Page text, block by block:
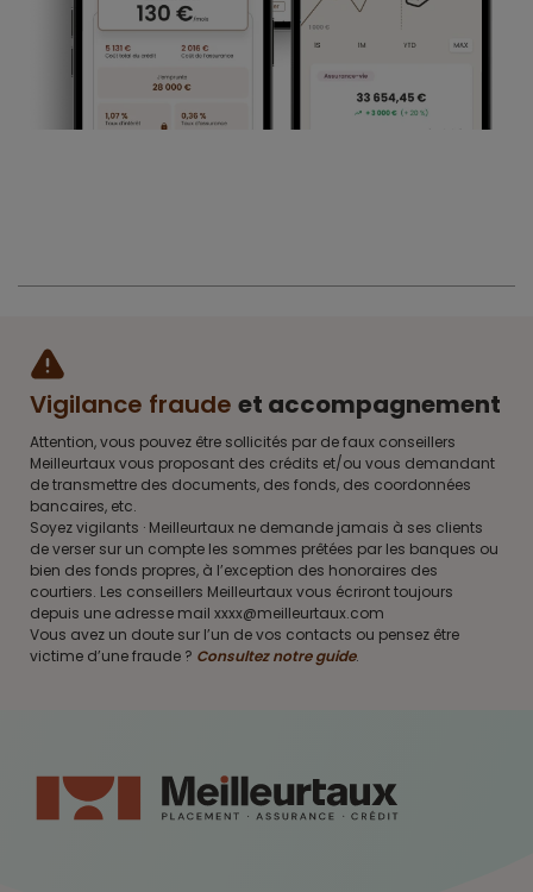
Vigilance fraude et accompagnement
Attention, vous pouvez être sollicités par de faux conseillers
Meilleurtaux vous proposant des crédits et/ou vous demandant
de transmettre des documents, des fonds, des coordonnées
bancaires, etc.
Soyez vigilants · Meilleurtaux ne demande jamais à ses clients
de verser sur un compte les sommes prêtées par les banques ou
bien des fonds propres, à l’exception des honoraires des
courtiers. Les conseillers Meilleurtaux vous écriront toujours
depuis une adresse mail xxxx@meilleurtaux.com
Vous avez un doute sur l’un de vos contacts ou pensez être
victime d’une fraude ? Consultez notre guide.